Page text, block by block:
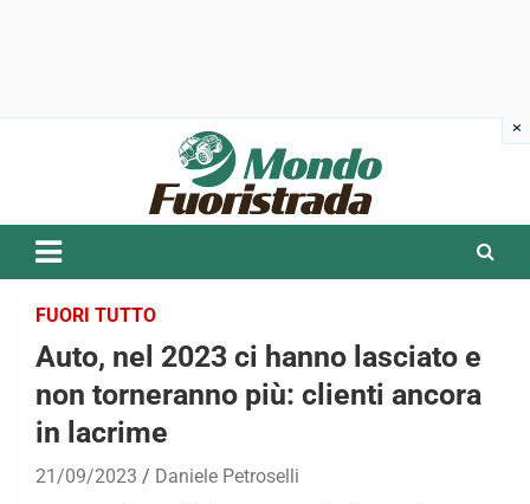
FUORI TUTTO
Auto, nel 2023 ci hanno lasciato e
non torneranno più: clienti ancora
in lacrime
21/09/2023 Daniele Petroselli